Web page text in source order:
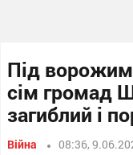
Під
сім громад
загиблий і
Війна 08:36,